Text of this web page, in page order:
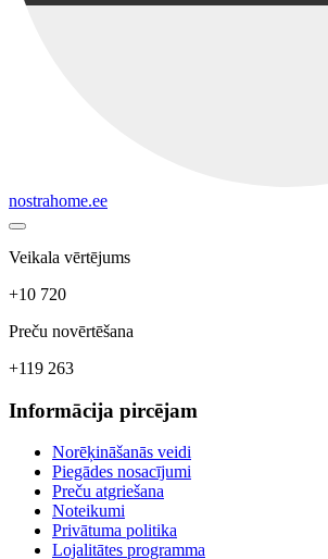
nostrahome.ee
Veikala vērtējums
+10 720
Preču novērtēšana
+119 263
Informācija pircējam
Norēķināšanās veidi
Piegādes nosacījumi
Preču atgriešana
Noteikumi
Privātuma politika
Lojalitātes programma